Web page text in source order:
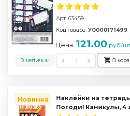
Арт. 63459
В наличии
Код товара: У0000171499
Цена: 121.00 руб/шт
В
Новинка
Наклейки на
Погоди! Каникулы, 4